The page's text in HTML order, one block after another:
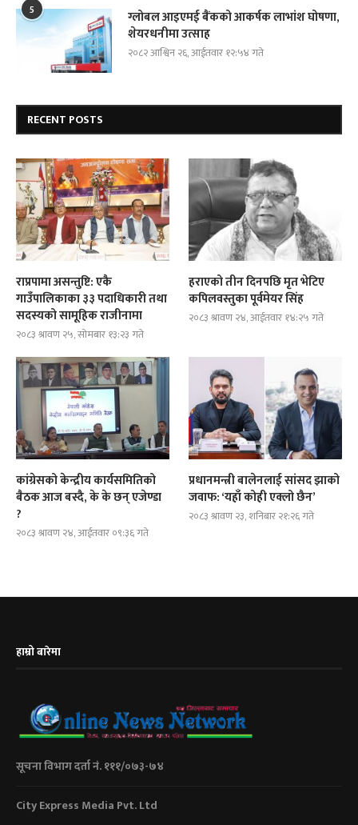
5
ग्लोबल आइएमई बैंकको आकर्षक लाभांश घोषणा,
शेयरधनीमा उत्साह
२०८२ आश्विन २६, आईतवार १२:५४ गते
RECENT POSTS
राप्रपामा असन्तुष्टि: एकै
गाउँपालिकाका ३३ पदाधिकारी तथा
सदस्यको सामूहिक राजीनामा
२०८३ श्रावण २५, सोमबार १३:२३ गते
हराएको तीन दिनपछि मृत भेटिए
कपिलवस्तुका पूर्वमेयर सिंह
२०८३ श्रावण २४, आईतवार १४:२५ गते
कांग्रेसको केन्द्रीय कार्यसमितिको
बैठक आज बस्दै, के के छन् एजेण्डा
?
२०८३ श्रावण २४, आईतवार ०९:३६ गते
प्रधानमन्त्री बालेनलाई सांसद झाको
जवाफ: ‘यहाँ कोही एक्लो छैन’
२०८३ श्रावण २३, शनिबार २१:२६ गते
हाम्रो बारेमा
सूचना विभाग दर्ता नं. १११/०७३-७४
City Express Media Pvt. Ltd